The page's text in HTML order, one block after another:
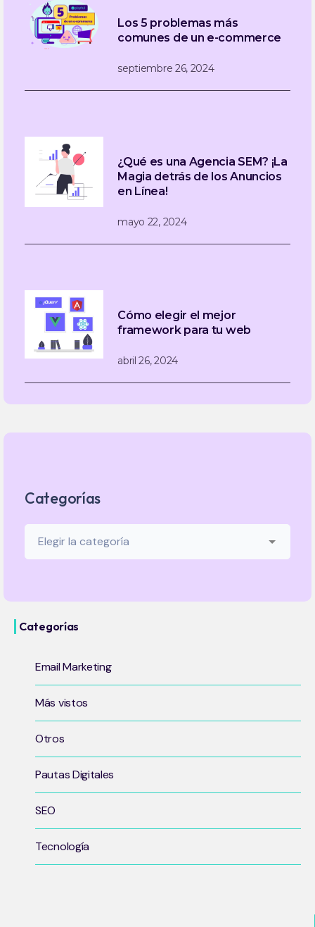
Los 5 problemas más
comunes de un e-commerce
septiembre 26, 2024
¿Qué es una Agencia SEM? ¡La
Magia detrás de los Anuncios
en Línea!
mayo 22, 2024
Cómo elegir el mejor
framework para tu web
abril 26, 2024
Categorías
Categorías
Email Marketing
Más vistos
Otros
Pautas Digitales
SEO
Tecnología